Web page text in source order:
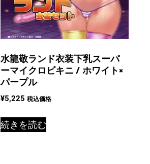
水龍敬ランド衣装下乳スーパ
ーマイクロビキニ / ホワイト×
パープル
¥5,225 税込価格
続きを読む